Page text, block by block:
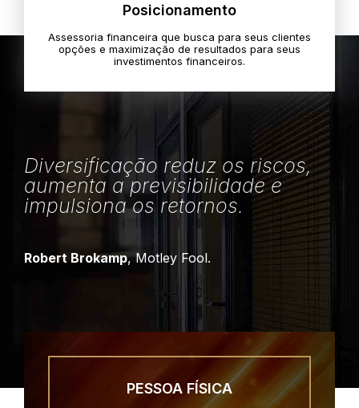
Posicionamento
Assessoria financeira que busca para seus clientes
opções e maximização de resultados para seus
investimentos financeiros.
Diversificação reduz os riscos,
aumenta a previsibilidade e
impulsiona os retornos.
Robert Brokamp, Motley Fool.
PESSOA FÍSICA